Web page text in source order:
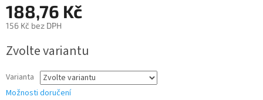
188,76 Kč
156 Kč bez DPH
cena:
Zvolte variantu
Varianta
Možnosti doručení